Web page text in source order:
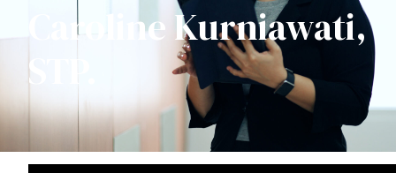
Caroline Kurniawati,
STP.